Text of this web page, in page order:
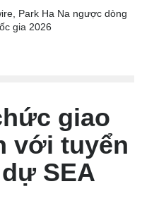
Park Ha Na ngược dòng
gia 2026
giao
với tuyển
SEA